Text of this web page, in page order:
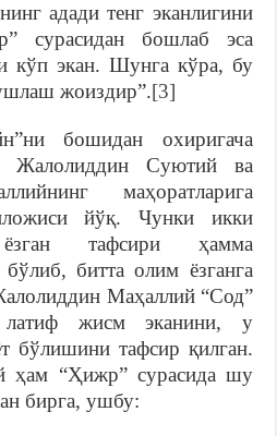
адади тенг эканлигини
сурасидан бошлаб эса
кўп экан. Шунга кўра, бу
жоиздир”.[3]
бошидан охиригача
Жалолиддин Суютий ва
маҳоратларига
йўқ. Чунки икки
ёзган тафсири ҳамма
битта олим ёзганга
Маҳаллий “Сод”
латиф жисм эканини, у
бўлишини тафсир қилган.
ҳам “Ҳижр” сурасида шу
бирга, ушбу: